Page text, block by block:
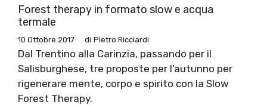
Forest therapy in formato slow e acqua
termale
10 Ottobre 2017 di Pietro Ricciardi
Dal Trentino alla Carinzia, passando per il
Salisburghese, tre proposte per l’autunno per
rigenerare mente, corpo e spirito con la Slow
Forest Therapy.